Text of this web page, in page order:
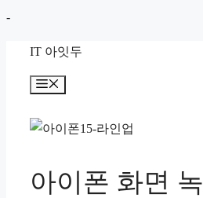
-컨
IT 아잇두
뉴
아이폰 화면 녹